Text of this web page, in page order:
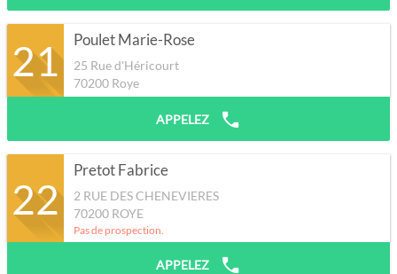
21 Poulet Marie-Rose
25 Rue d'Héricourt
70200 Roye
APPELEZ
22
Pretot Fabrice
2 RUE DES CHENEVIERES
70200 ROYE
Pas de prospection.
APPELEZ